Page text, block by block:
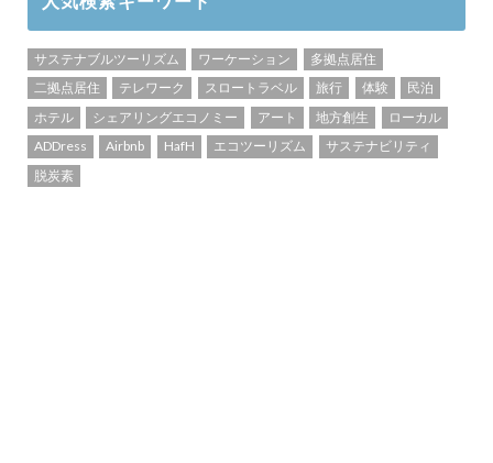
サステナブルツーリズム ワーケーション
多拠点居住
二拠点居住
テレワーク スロートラベル 旅行 体験
民泊
ホテル
シェアリングエコノミー アート 地方創生
ローカル
ADDress
Airbnb HafH エコツーリズム
サステナビリティ
脱炭素